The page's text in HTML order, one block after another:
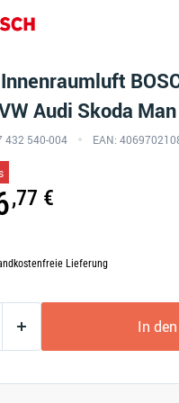
Audi Skoda
432 540-004 EAN:
,77 €
Lieferung
In